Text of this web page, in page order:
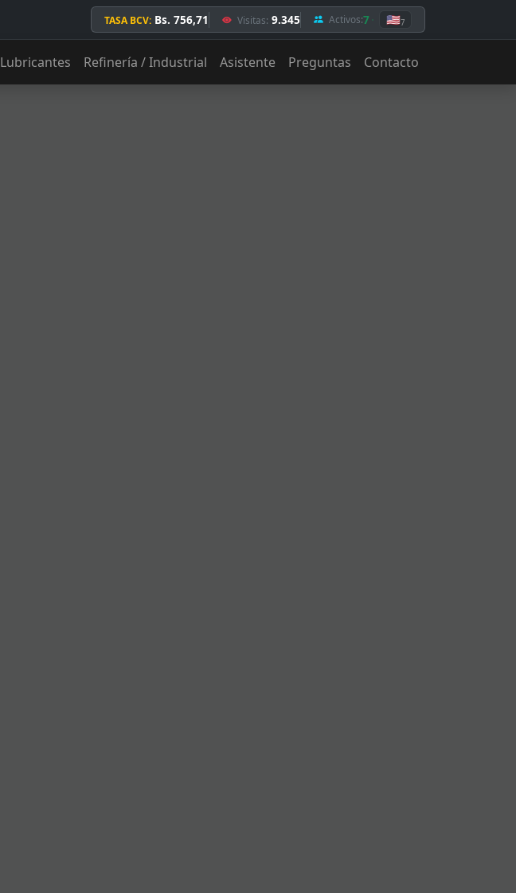
TASA BCV: Bs. 756,71 Visitas: 9.345 Activos:7 🇺🇸7
Lubricantes Refinería / Industrial Asistente Preguntas Contacto